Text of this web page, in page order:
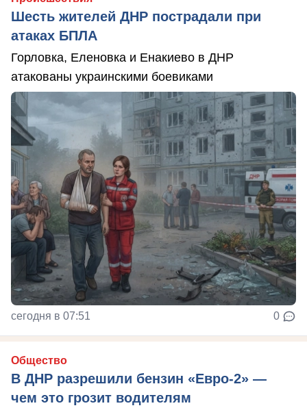
Шесть жителей ДНР пострадали при
атаках БПЛА
Горловка, Еленовка и Енакиево в ДНР
атакованы украинскими боевиками
сегодня в 07:51 0
Общество
В ДНР разрешили бензин «Евро-2» —
чем это грозит водителям